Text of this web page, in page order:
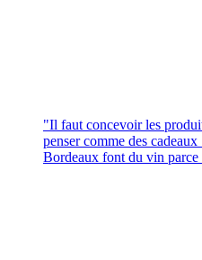
"Il faut concevoir les
penser comme des
Bordeaux font du vin parce